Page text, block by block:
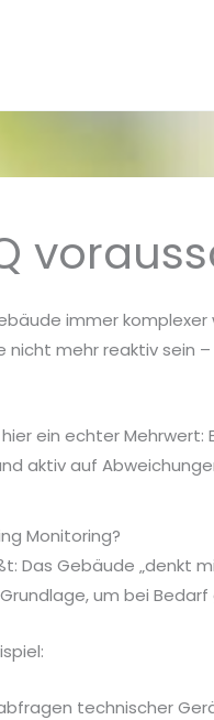
immer
mehr reaktiv sein
ein echter
aktiv auf
Monitoring?
Das Gebäude „denkt
um bei Bedarf
technischer